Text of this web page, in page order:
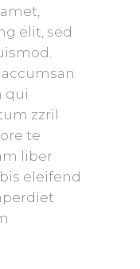
elit, sed
qui
zzril
te
liber
eleifend